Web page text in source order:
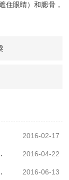
住眼睛）和腮骨，
2016-02-17
一些建议 2016-04-22
进修成本 2016-06-13